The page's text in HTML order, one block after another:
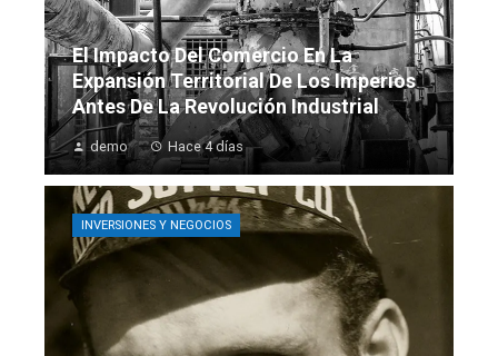
El Impacto Del Comercio En La
Expansión Territorial De Los Imperios
Antes De La Revolución Industrial
demo Hace 4 días
INVERSIONES Y NEGOCIOS